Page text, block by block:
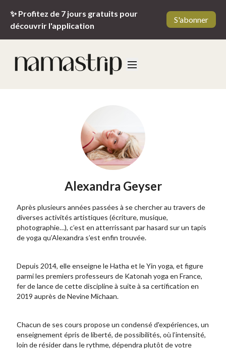
✨ Profitez de 7 jours gratuits pour
découvrir l'application
S'abonner
Alexandra Geyser
Après plusieurs années passées à se chercher au travers de
diverses activités artistiques (écriture, musique,
photographie…), c’est en atterrissant par hasard sur un tapis
de yoga qu’Alexandra s’est enfin trouvée.
Depuis 2014, elle enseigne le Hatha et le Yin yoga, et figure
parmi les premiers professeurs de Katonah yoga en France,
fer de lance de cette discipline à suite à sa certification en
2019 auprès de Nevine Michaan.
Chacun de ses cours propose un condensé d'expériences, un
enseignement épris de liberté, de possibilités, où l’intensité,
loin de résider dans le rythme, dépendra plutôt de votre